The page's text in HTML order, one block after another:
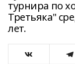
турнира по
Третьяка"
лет.